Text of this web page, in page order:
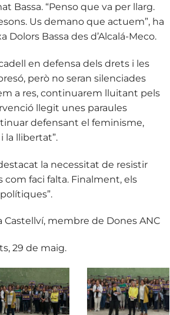
Bassa. “Penso que va per llarg.
Us demano que actuem”, ha
Bassa des d’Alcalá-Meco.
en defensa dels drets i les
però no seran silenciades
a res, continuarem lluitant pels
llegit unes paraules
defensant el feminisme,
la llibertat”.
la necessitat de resistir
faci falta. Finalment, els
membre de Dones ANC
29 de maig.